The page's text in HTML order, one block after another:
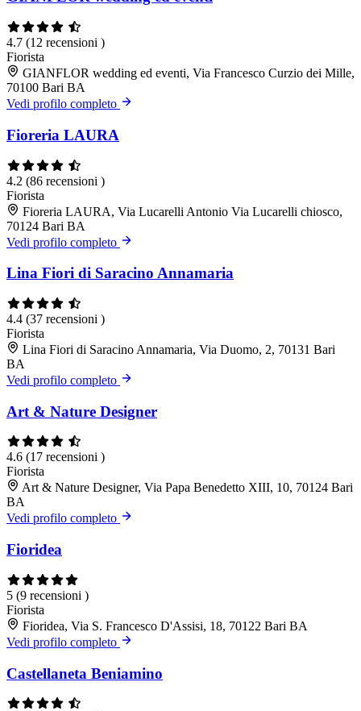
4.7 (12 recensioni )
Fiorista
GIANFLOR wedding ed eventi, Via Francesco Curzio dei Mille,
70100 Bari BA
Vedi profilo completo
Fioreria LAURA
4.2 (86 recensioni )
Fiorista
Fioreria LAURA, Via Lucarelli Antonio Via Lucarelli chiosco,
70124 Bari BA
Vedi profilo completo
Lina Fiori di Saracino Annamaria
4.4 (37 recensioni )
Fiorista
Lina Fiori di Saracino Annamaria, Via Duomo, 2, 70131 Bari
BA
Vedi profilo completo
Art & Nature Designer
4.6 (17 recensioni )
Fiorista
Art & Nature Designer, Via Papa Benedetto XIII, 10, 70124 Bari
BA
Vedi profilo completo
Fioridea
5 (9 recensioni )
Fiorista
Fioridea, Via S. Francesco D'Assisi, 18, 70122 Bari BA
Vedi profilo completo
Castellaneta Beniamino